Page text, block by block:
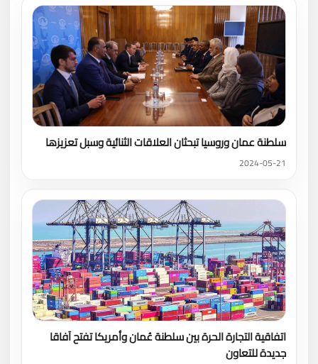
سلطنة عمان وروسيا تبحثان العلاقات الثنائية وسبل تعزيزها
2024-05-21
اتفاقية التجارة الحرة بين سلطنة عُمان وأمريكا تفتح آفاقا
جديدة للتعاون